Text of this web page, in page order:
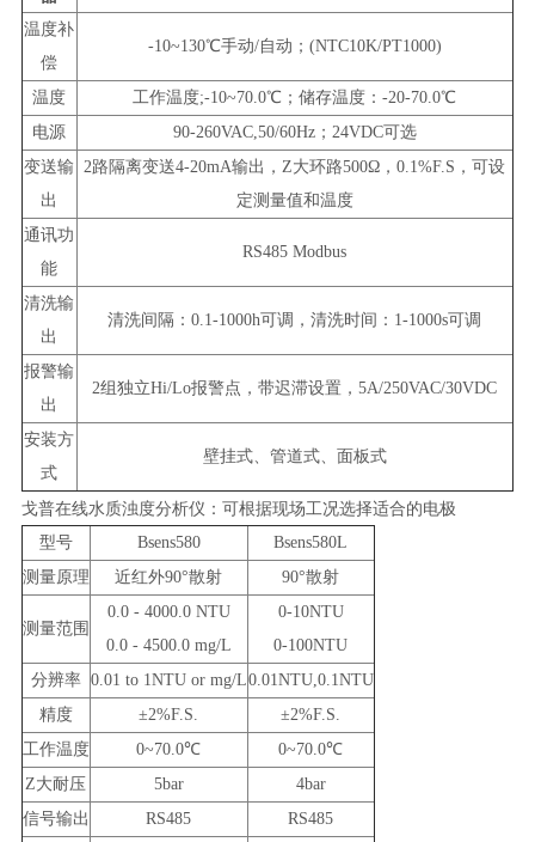
温度补
偿
-10~130℃手动/自动；(NTC10K/PT1000)
温度
工作温度;-10~70.0℃；储存温度：-20-70.0℃
电源
90-260VAC,50/60Hz；24VDC可选
变送输
出
2路隔离变送4-20mA输出，Z大环路500Ω，0.1%F.S，可设
定测量值和温度
通讯功
能
RS485 Modbus
清洗输
出
清洗间隔：0.1-1000h可调，清洗时间：1-1000s可调
报警输
出
2组独立Hi/Lo报警点，带迟滞设置，5A/250VAC/30VDC
安装方
式
壁挂式、管道式、面板式
戈普在线水质浊度分析仪： 可根据现场工况选择适合的电极
型号 Bsens580
Bsens580L
测量原理
近红外90°散射 90°散射
测量范围
0.0 - 4000.0 NTU
0.0 - 4500.0 mg/L
0-10NTU
0-100NTU
分辨率 0.01 to 1NTU or mg/L0.01NTU,0.1NTU
精度
±2%F.S.
±2%F.S.
工作温度
0~70.0℃
0~70.0℃
Z大耐压
5bar
4bar
信号输出
RS485
RS485